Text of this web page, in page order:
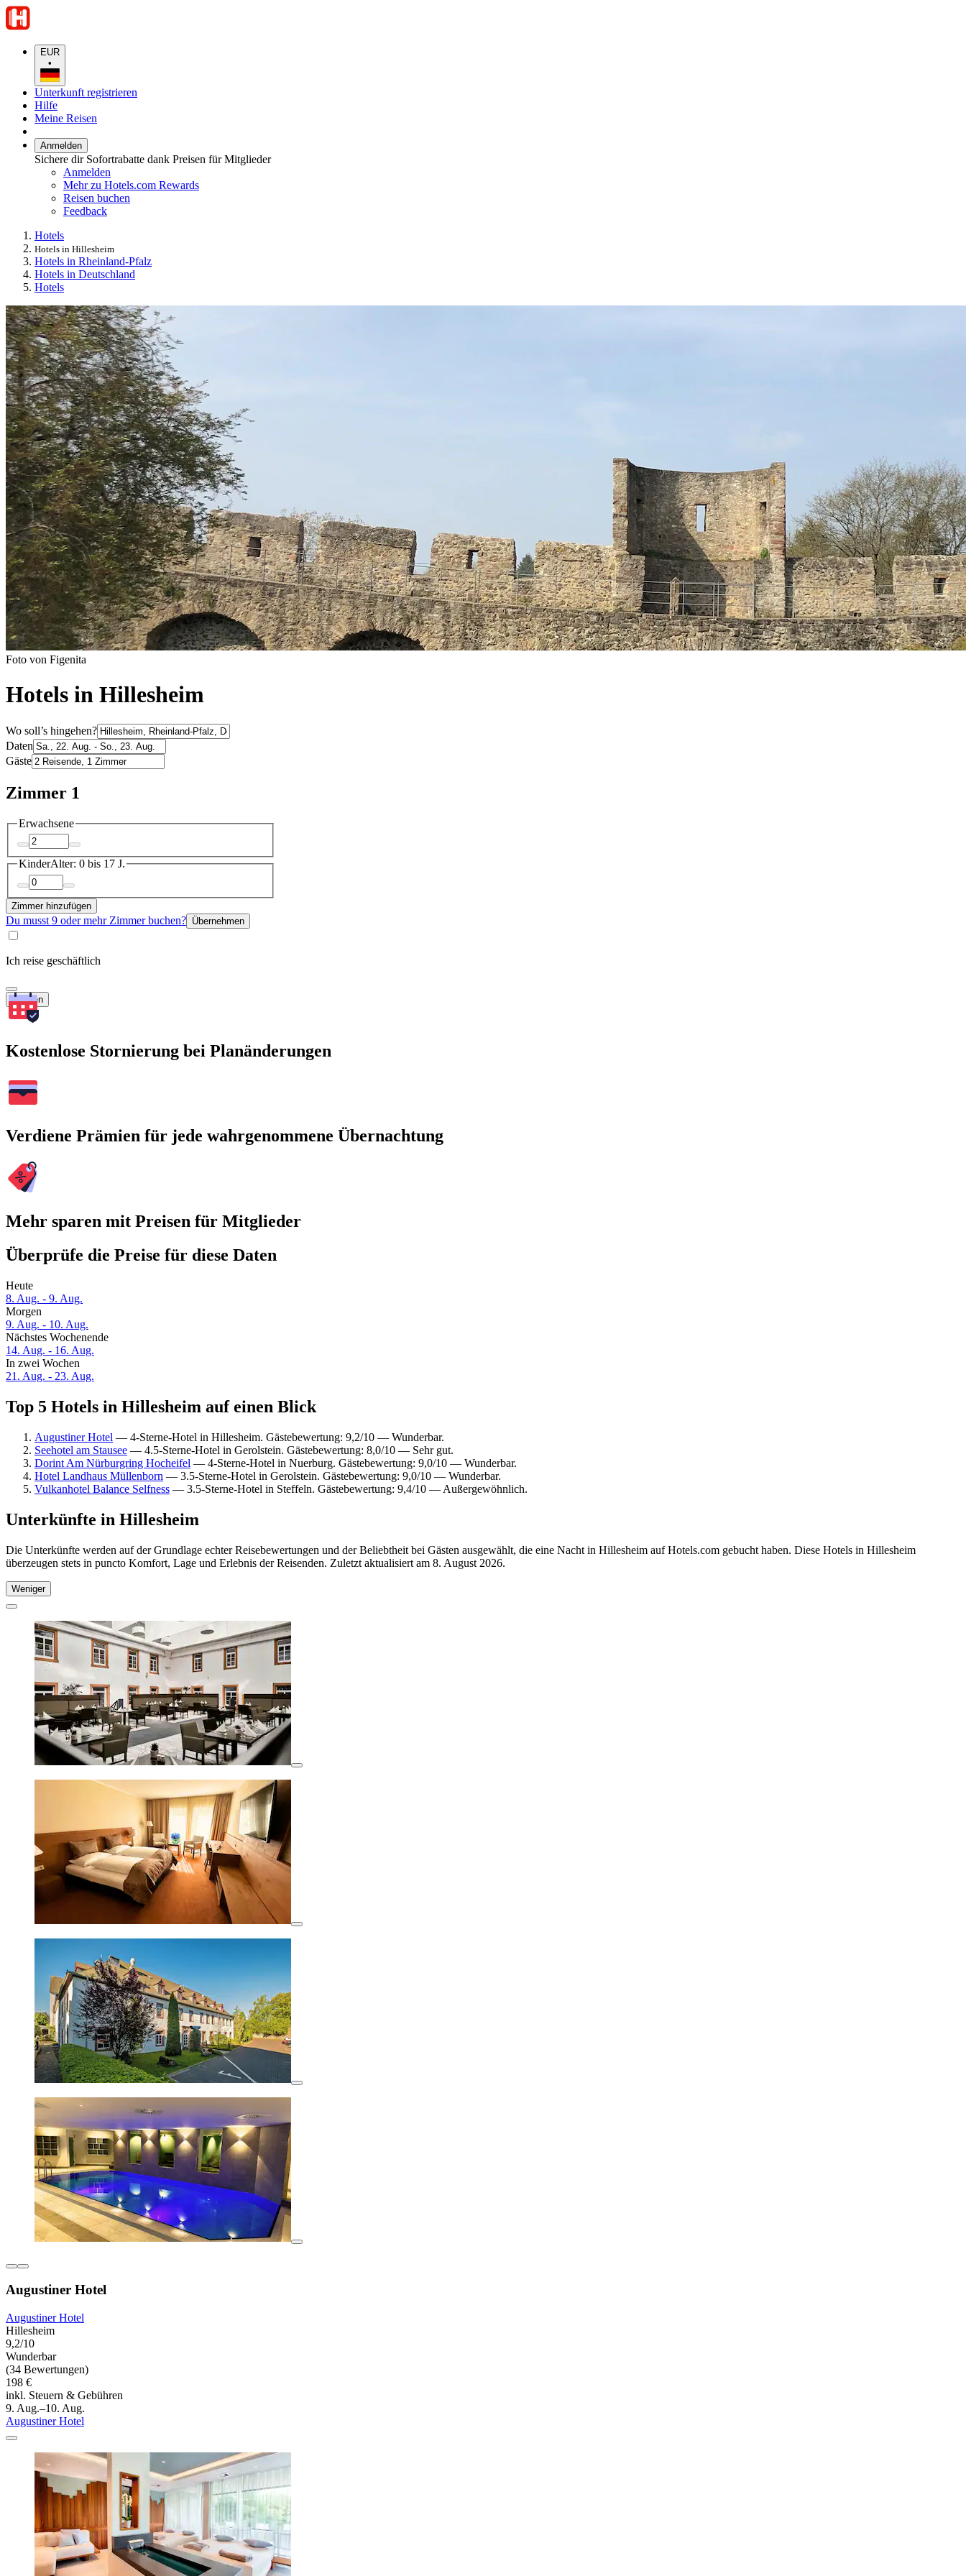
EUR
•
Unterkunft registrieren
Hilfe
Meine Reisen
Anmelden
Sichere dir Sofortrabatte dank Preisen für Mitglieder
Anmelden
Mehr zu Hotels.com Rewards
Reisen buchen
Feedback
Hotels
Hotels in Hillesheim
Hotels in Rheinland-Pfalz
Hotels in Deutschland
Hotels
Foto von Figenita
Hotels in Hillesheim
Wo soll’s hingehen?
Daten
Gäste
Zimmer 1
Erwachsene
KinderAlter: 0 bis 17 J.
Zimmer hinzufügen
Du musst 9 oder mehr Zimmer buchen? Übernehmen
Ich reise geschäftlich
Suchen
Kostenlose Stornierung bei Planänderungen
Verdiene Prämien für jede wahrgenommene Übernachtung
Mehr sparen mit Preisen für Mitglieder
Überprüfe die Preise für diese Daten
Heute
8. Aug. - 9. Aug.
Morgen
9. Aug. - 10. Aug.
Nächstes Wochenende
14. Aug. - 16. Aug.
In zwei Wochen
21. Aug. - 23. Aug.
Top 5 Hotels in Hillesheim auf einen Blick
Augustiner Hotel — 4-Sterne-Hotel in Hillesheim. Gästebewertung: 9,2/10 — Wunderbar.
Seehotel am Stausee — 4.5-Sterne-Hotel in Gerolstein. Gästebewertung: 8,0/10 — Sehr gut.
Dorint Am Nürburgring Hocheifel — 4-Sterne-Hotel in Nuerburg. Gästebewertung: 9,0/10 — Wunderbar.
Hotel Landhaus Müllenborn — 3.5-Sterne-Hotel in Gerolstein. Gästebewertung: 9,0/10 — Wunderbar.
Vulkanhotel Balance Selfness — 3.5-Sterne-Hotel in Steffeln. Gästebewertung: 9,4/10 — Außergewöhnlich.
Unterkünfte in Hillesheim
Die Unterkünfte werden auf der Grundlage echter Reisebewertungen und der Beliebtheit bei Gästen ausgewählt, die eine Nacht in Hillesheim auf Hotels.com gebucht haben. Diese Hotels in Hillesheim
überzeugen stets in puncto Komfort, Lage und Erlebnis der Reisenden. Zuletzt aktualisiert am 8. August 2026.
Weniger
Augustiner Hotel
Augustiner Hotel
Hillesheim
9,2/10
Wunderbar
(34 Bewertungen)
198 €
inkl. Steuern & Gebühren
9. Aug.–10. Aug.
Augustiner Hotel